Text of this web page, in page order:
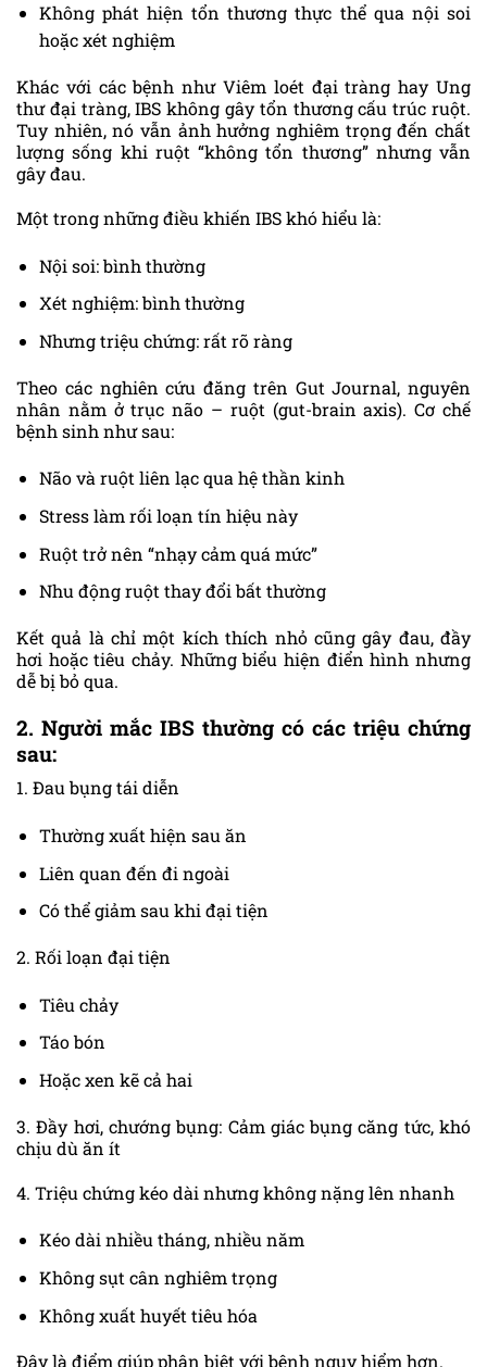
Không phát hiện tổn thương thực thể qua nội soi
hoặc xét nghiệm
Khác với các bệnh như Viêm loét đại tràng hay Ung
thư đại tràng, IBS không gây tổn thương cấu trúc ruột.
Tuy nhiên, nó vẫn ảnh hưởng nghiêm trọng đến chất
lượng sống khi ruột “không tổn thương” nhưng vẫn
gây đau.
Một trong những điều khiến IBS khó hiểu là:
Nội soi: bình thường
Xét nghiệm: bình thường
Nhưng triệu chứng: rất rõ ràng
Theo các nghiên cứu đăng trên Gut Journal, nguyên
nhân nằm ở trục não – ruột (gut-brain axis). Cơ chế
bệnh sinh như sau:
Não và ruột liên lạc qua hệ thần kinh
Stress làm rối loạn tín hiệu này
Ruột trở nên “nhạy cảm quá mức”
Nhu động ruột thay đổi bất thường
Kết quả là chỉ một kích thích nhỏ cũng gây đau, đầy
hơi hoặc tiêu chảy. Những biểu hiện điển hình nhưng
dễ bị bỏ qua.
2. Người mắc IBS thường có các triệu chứng
sau:
1. Đau bụng tái diễn
Thường xuất hiện sau ăn
Liên quan đến đi ngoài
Có thể giảm sau khi đại tiện
2. Rối loạn đại tiện
Tiêu chảy
Táo bón
Hoặc xen kẽ cả hai
3. Đầy hơi, chướng bụng: Cảm giác bụng căng tức, khó
chịu dù ăn ít
4. Triệu chứng kéo dài nhưng không nặng lên nhanh
Kéo dài nhiều tháng, nhiều năm
Không sụt cân nghiêm trọng
Không xuất huyết tiêu hóa
Đây là điểm giúp phân biệt với bệnh nguy hiểm hơn.